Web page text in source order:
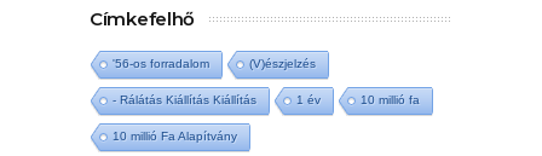
Címkefelhő
'56-os forradalom (V)észjelzés
- Rálátás Kiállítás Kiállítás 1 év 10 millió fa
10 millió Fa Alapítvány